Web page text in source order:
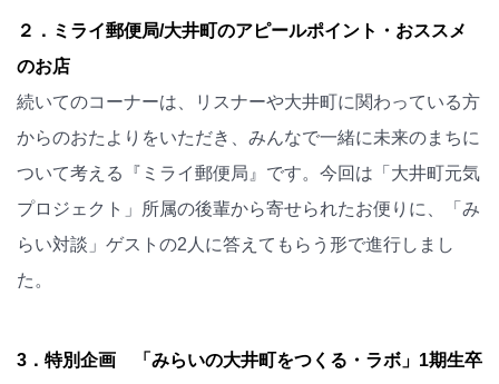
２．ミライ郵便局/大井町のアピールポイント・おススメ
のお店
続いてのコーナーは、リスナーや大井町に関わっている方
からのおたよりをいただき、みんなで一緒に未来のまちに
ついて考える『ミライ郵便局』です。今回は「大井町元気
プロジェクト」所属の後輩から寄せられたお便りに、「み
らい対談」ゲストの2人に答えてもらう形で進行しまし
た。
3．特別企画 「みらいの大井町をつくる・ラボ」1期生卒